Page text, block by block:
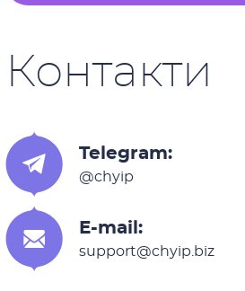
Контакти
Telegram:
@chyip
E-mail:
support@chyip.biz